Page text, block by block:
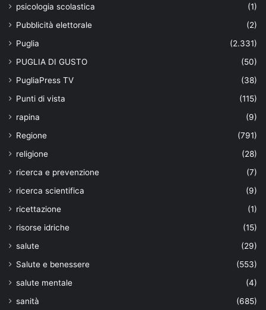
psicologia scolastica
(1)
Pubblicità elettorale
(2)
Puglia
(2.331)
PUGLIA DI GUSTO
(50)
PugliaPress TV
(38)
Punti di vista
(115)
rapina
(9)
Regione
(791)
religione
(28)
ricerca e prevenzione
(7)
ricerca scientifica
(9)
ricettazione
(1)
risorse idriche
(15)
salute
(29)
Salute e benessere
(553)
salute mentale
(4)
sanità
(685)